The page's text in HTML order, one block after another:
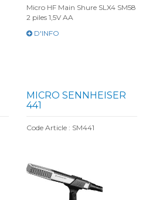
Micro HF Main Shure SLX4 SM58
2 piles 1,5V AA
D'INFO
MICRO SENNHEISER
441
Code Article : SM441